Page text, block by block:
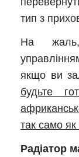
тип з
На
якщо ви
будьте
так само
Радіатор